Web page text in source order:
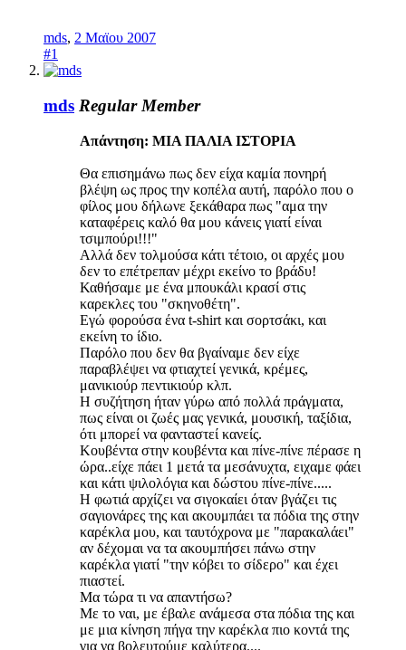
mds, 2 Μαϊου 2007
#1
mds Regular Member
Απάντηση: ΜΙΑ ΠΑΛΙΑ ΙΣΤΟΡΙΑ
Θα επισημάνω πως δεν είχα καμία πονηρή
βλέψη ως προς την κοπέλα αυτή, παρόλο που ο
φίλος μου δήλωνε ξεκάθαρα πως "αμα την
καταφέρεις καλό θα μου κάνεις γιατί είναι
τσιμπούρι!!!"
Αλλά δεν τολμούσα κάτι τέτοιο, οι αρχές μου
δεν το επέτρεπαν μέχρι εκείνο το βράδυ!
Καθήσαμε με ένα μπουκάλι κρασί στις
καρεκλες του "σκηνοθέτη".
Εγώ φορούσα ένα t-shirt και σορτσάκι, και
εκείνη το ίδιο.
Παρόλο που δεν θα βγαίναμε δεν είχε
παραβλέψει να φτιαχτεί γενικά, κρέμες,
μανικιούρ πεντικιούρ κλπ.
Η συζήτηση ήταν γύρω από πολλά πράγματα,
πως είναι οι ζωές μας γενικά, μουσική, ταξίδια,
ότι μπορεί να φανταστεί κανείς.
Κουβέντα στην κουβέντα και πίνε-πίνε πέρασε η
ώρα..είχε πάει 1 μετά τα μεσάνυχτα, ειχαμε φάει
και κάτι ψιλολόγια και δώστου πίνε-πίνε.....
Η φωτιά αρχίζει να σιγοκαίει όταν βγάζει τις
σαγιονάρες της και ακουμπάει τα πόδια της στην
καρέκλα μου, και ταυτόχρονα με "παρακαλάει"
αν δέχομαι να τα ακουμπήσει πάνω στην
καρέκλα γιατί "την κόβει το σίδερο" και έχει
πιαστεί.
Μα τώρα τι να απαντήσω?
Με το ναι, με έβαλε ανάμεσα στα πόδια της και
με μια κίνηση πήγα την καρέκλα πιο κοντά της
για να βολευτούμε καλύτερα....